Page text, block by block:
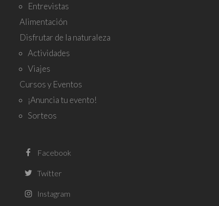
Entrevistas
Alimentación
Disfrutar de la naturaleza
Actividades
Viajes
Cursos y Eventos
¡Anuncia tu evento!
Sorteos